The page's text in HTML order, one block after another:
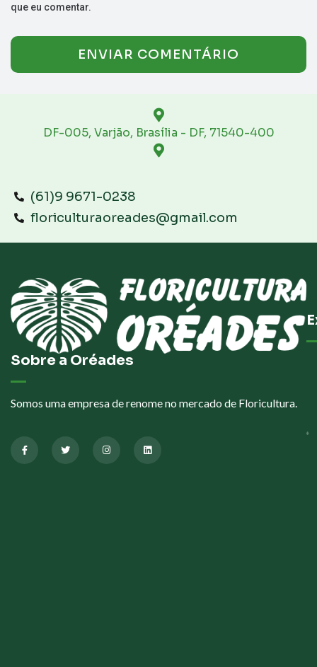
que eu comentar.
DF-005, Varjão, Brasília - DF, 71540-400
(61)9 9671-0238
floriculturaoreades@gmail.com
Sobre a Oréades
Somos uma empresa de renome no mercado de Floricultura.